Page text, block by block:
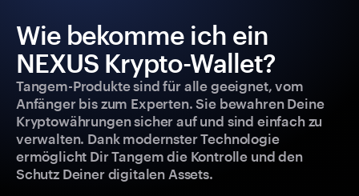
Wie bekomme ich ein
NEXUS Krypto-Wallet?
Tangem-Produkte sind für alle geeignet, vom
Anfänger bis zum Experten. Sie bewahren Deine
Kryptowährungen sicher auf und sind einfach zu
verwalten. Dank modernster Technologie
ermöglicht Dir Tangem die Kontrolle und den
Schutz Deiner digitalen Assets.